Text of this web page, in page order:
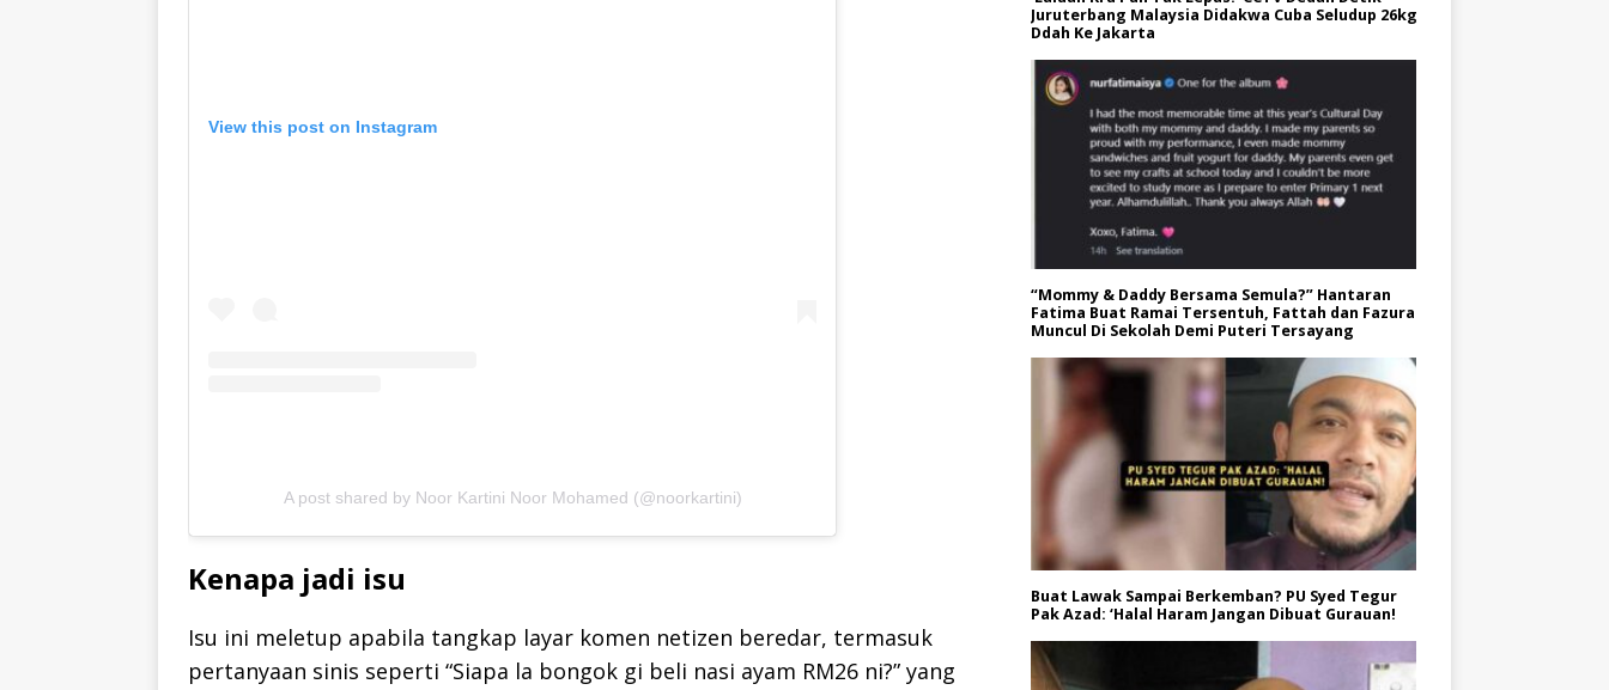
View this post on Instagram
A post shared by Noor Kartini Noor Mohamed (@noorkartini)
Kenapa jadi isu
Isu ini meletup apabila tangkap layar komen netizen beredar, termasuk
pertanyaan sinis seperti “Siapa la bongok gi beli nasi ayam RM26 ni?” yang
Juruterbang Malaysia Didakwa Cuba Seludup 26kg
Ddah Ke Jakarta
“Mommy & Daddy Bersama Semula?” Hantaran
Fatima Buat Ramai Tersentuh, Fattah dan Fazura
Muncul Di Sekolah Demi Puteri Tersayang
Buat Lawak Sampai Berkemban? PU Syed Tegur
Pak Azad: ‘Halal Haram Jangan Dibuat Gurauan!